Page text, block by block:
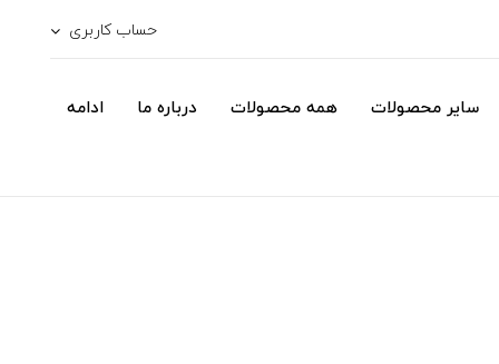
حساب کاربری
سایر محصولات همه محصولات درباره ما ادامه